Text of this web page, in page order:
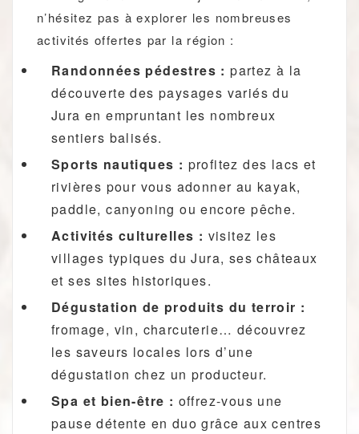
n’hésitez pas à explorer les nombreuses
activités offertes par la région :
Randonnées pédestres : partez à la
découverte des paysages variés du
Jura en empruntant les nombreux
sentiers balisés.
Sports nautiques : profitez des lacs et
rivières pour vous adonner au kayak,
paddle, canyoning ou encore pêche.
Activités culturelles : visitez les
villages typiques du Jura, ses châteaux
et ses sites historiques.
Dégustation de produits du terroir :
fromage, vin, charcuterie… découvrez
les saveurs locales lors d’une
dégustation chez un producteur.
Spa et bien-être : offrez-vous une
pause détente en duo grâce aux centres